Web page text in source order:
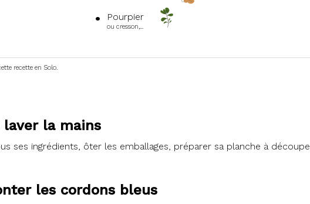
Pourpier
ou cresson,...
recette en Solo.
laver la mains
ses ingrédients, ôter les emballages, préparer sa planche à
les cordons bleus